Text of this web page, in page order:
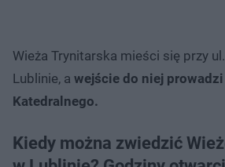
Wieża Trynitarska mieści się przy
Lublinie, a wejście do niej
Katedralnego.
Kiedy można zwiedzić